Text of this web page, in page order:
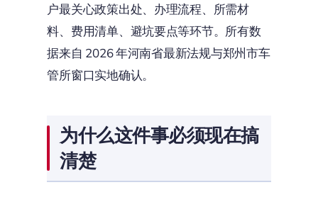
户最关心政策出处、办理流程、所需材
料、费用清单、避坑要点等环节。所有数
据来自 2026 年河南省最新法规与郑州市车
管所窗口实地确认。
为什么这件事必须现在搞
清楚